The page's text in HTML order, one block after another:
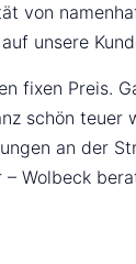
von
unsere
fixen Preis.
schön
an der
Wolbeck